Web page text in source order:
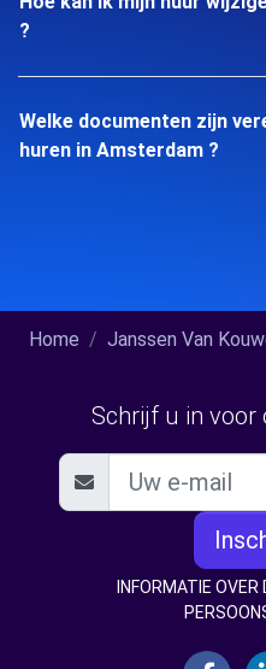
?
Welke documenten zijn
huren in Amsterdam ?
Home Janssen Van
Schrijf u in voor
INFORMATIE OVER